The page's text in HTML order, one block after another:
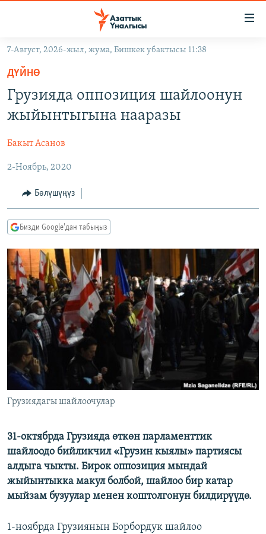
Навигацияга
өтүңүз
Издөөгө
салыңыз
ЖАҢЫЛЫКТАР
КЫРГЫЗСТАН
ЭКОНОМИКА
МАДАНИЯТ
ДҮЙНӨ
БОРБОР АЗИЯ
АТАЙЫН ИЛИКТӨӨ
ТВ ПРОГРАММАЛАР
БҮГҮН АЗАТТЫКТА
БИЗ ЖАНА ДҮЙНӨ
ДАНИСТЕ
ЭЖЕ-СИҢДИЛЕР
АЗАТТЫК+
ЫҢГАЙСЫЗ СУРООЛОР
ПОДКАСТ
ӨЗГӨЧӨ ПИКИР
ОНЛАЙН ШЕРИНЕ
ЭЕ/АРнун бардык сайттары
7-Август, 2026-жыл, жума, Бишкек убактысы 11:38
ДҮЙНӨ
Грузияда оппозиция шайлоонун
жыйынтыгына нааразы
Бакыт Асанов
2-Ноябрь, 2020
Бөлүшүңүз
Бизди Google'дан табыңыз
Грузиядагы шайлоочулар
31-октябрда Грузияда өткөн парламенттик
шайлоодо бийликчил «Грузин кыялы» партиясы
алдыга чыкты. Бирок оппозиция мындай
жыйынтыкка макул болбой, шайлоо бир катар
мыйзам бузуулар менен коштолгонун билдирүүдө.
1-ноябрда Грузиянын Борбордук шайлоо